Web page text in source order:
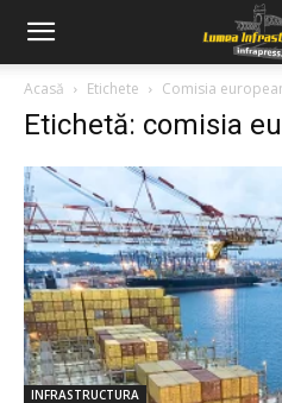
Acasă Etichete Comisia
Etichetă: comisia
INFRASTRUCTURA